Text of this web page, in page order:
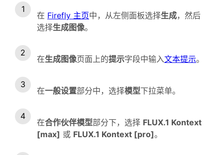
在 Firefly 主页中，从左侧面板选择生成，然后
选择生成图像。
在生成图像页面上的提示字段中输入文本提示。
在一般设置部分中，选择模型下拉菜单。
在合作伙伴模型部分下，选择 FLUX.1 Kontext
[max] 或 FLUX.1 Kontext [pro]。